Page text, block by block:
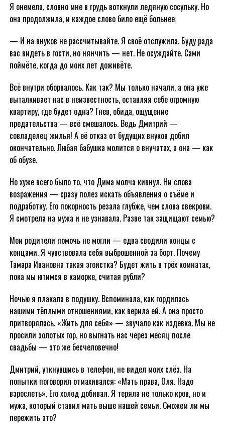
Я онемела, словно мне в грудь воткнули ледяную сосульку. Но
она продолжила, и каждое слово било ещё больнее:
— И на внуков не рассчитывайте. Я своё отслужила. Буду рада
вас видеть в гости, но нянчить — нет. Не осуждайте. Сами
поймёте, когда до моих лет доживёте.
Всё внутри оборвалось. Как так? Мы только начали, а она уже
выталкивает нас в неизвестность, оставляя себе огромную
квартиру, где будет одна? Гнев, обида, ощущение
предательства — всё смешалось. Ведь Дмитрий —
совладелец жилья! А её отказ от будущих внуков добил
окончательно. Любая бабушка молится о внучатах, а она — как
об обузе.
Но хуже всего было то, что Дима молча кивнул. Ни слова
возражения — сразу полез искать объявления о съёме и
подработку. Его покорность резала глубже, чем слова свекрови.
Я смотрела на мужа и не узнавала. Разве так защищают семью?
Мои родители помочь не могли — едва сводили концы с
концами. Я чувствовала себя выброшенной за борт. Почему
Тамара Ивановна такая эгоистка? Будет жить в трёх комнатах,
пока мы ютимся в каморке, считая рубли?
Ночью я плакала в подушку. Вспоминала, как гордилась
нашими тёплыми отношениями, как верила ей. А она просто
притворялась. «Жить для себя» — звучало как издевка. Мы не
просили золотых гор, но выгнать нас через месяц после
свадьбы — это же бесчеловечно!
Дмитрий, уткнувшись в телефон, не видел моих слёз. На
попытки поговорил отмахивался: «Мать права, Оля. Надо
взрослеть». Его холод добивал. Я теряла не только кров, но и
мужа, который ставил мать выше нашей семьи. Сможем ли мы
пережить это?